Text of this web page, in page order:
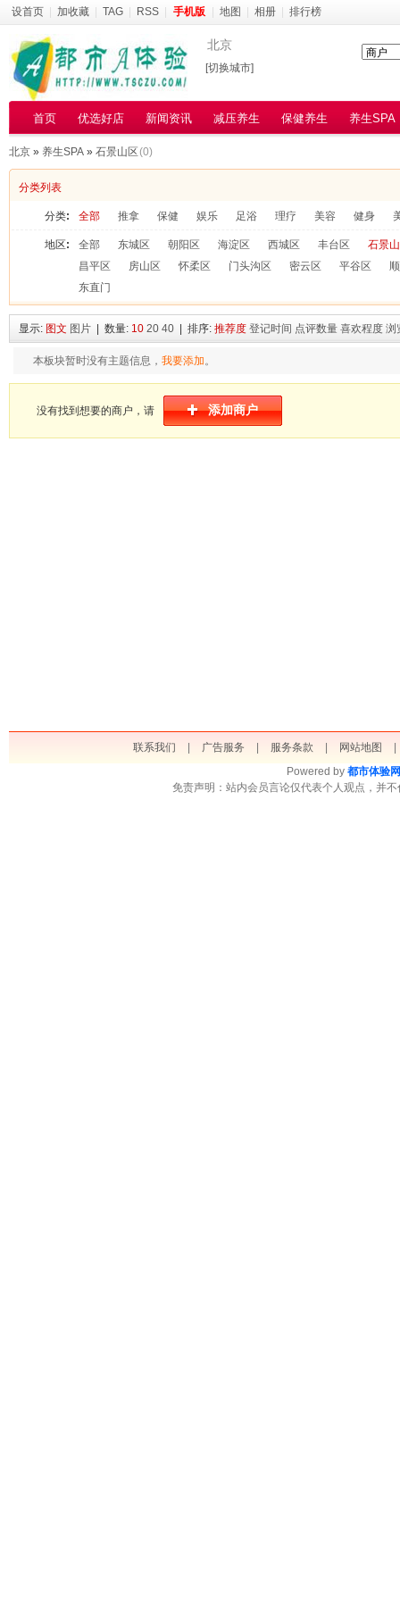
设首页 加收藏 TAG RSS 手机版 地图 相册 排行榜
北京
[切换城市]
首页 优选好店 新闻资讯 减压养生 保健养生 养生SPA
北京 » 养生SPA » 石景山区(0)
分类列表
分类: 全部 推拿 保健 娱乐 足浴 理疗 美容 健身
地区: 全部 东城区 朝阳区 海淀区 西城区 丰台区
石景
昌平区
房山区 怀柔区 门头沟区 密云区 平谷区
东直门
显示: 图文 图片 | 数量: 10 20 40 | 排序: 推荐度 登记时间 点评数量 喜欢程度 浏
本板块暂时没有主题信息， 我要添加。
没有找到想要的商户，请 添加商户
联系我们 | 广告服务 | 服务条款 | 网站地图
|
Powered by 都市体验网
免责声明：站内会员言论仅代表个人观点，并